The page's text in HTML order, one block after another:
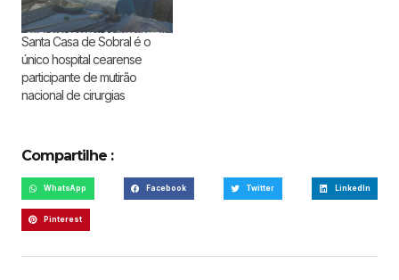
Santa Casa de Sobral é o
único hospital cearense
participante de mutirão
nacional de cirurgias
Compartilhe :
WhatsApp Facebook Twitter LinkedIn
Pinterest